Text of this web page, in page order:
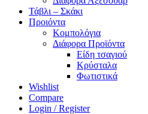
Τάβλι – Σκάκι
Προιόντα
Κομπολόγια
Διάφορα Προϊόντα
Είδη τσαγιού
Κρύσταλα
Φωτιστικά
Wishlist
Compare
Login / Register